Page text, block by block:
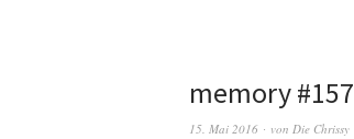
memory #157
15. Mai 2016 von Die Chrissy